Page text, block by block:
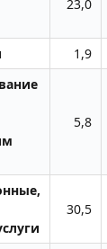
23,0
1,9
5,8
30,5